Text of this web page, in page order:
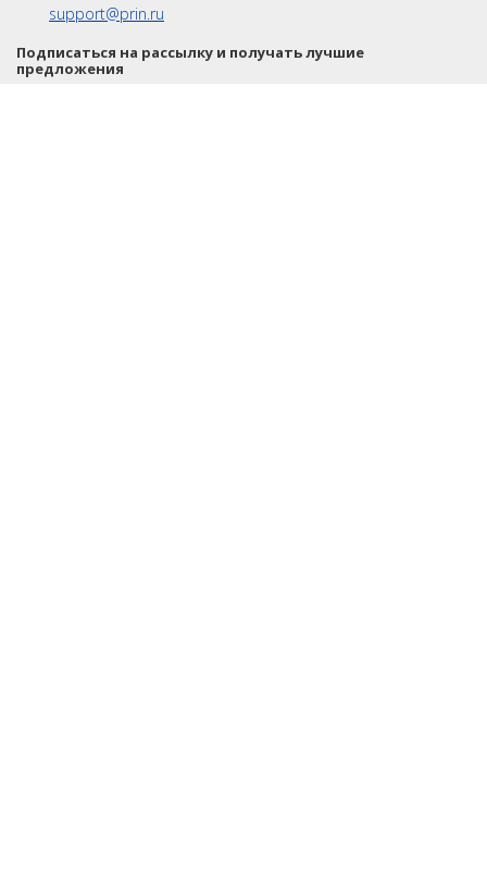
support@prin.ru
Подписаться на рассылку и получать лучшие
предложения